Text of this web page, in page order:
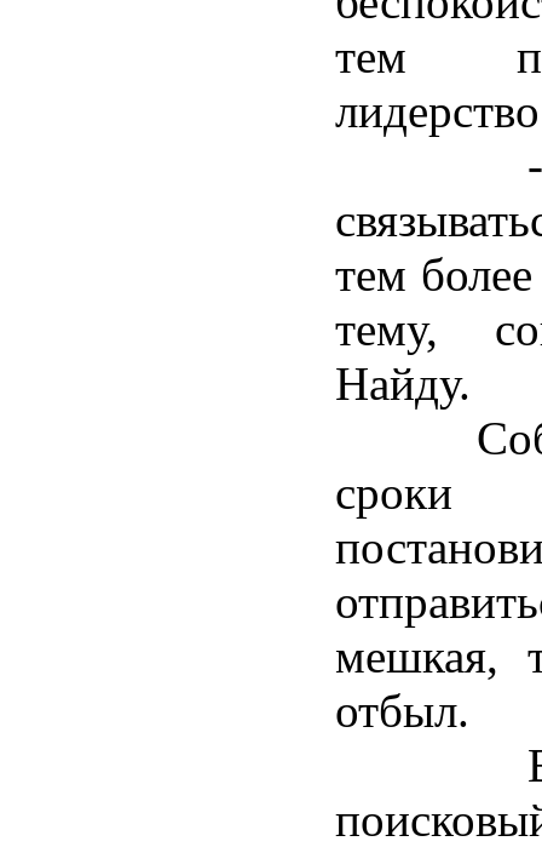
тем
-
тем
тему,
Найду.
сроки
мешкая,
отбыл.
В